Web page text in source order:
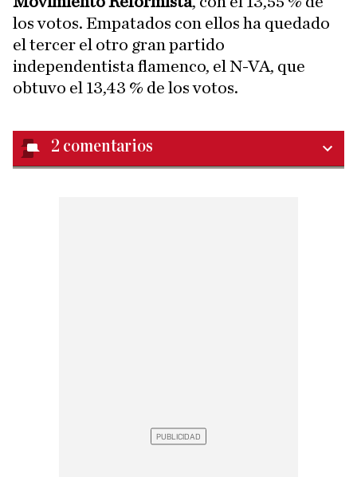
los votos. Empatados con ellos ha quedado
el tercer el otro gran partido
independentista flamenco, el N-VA, que
obtuvo el 13,43 % de los votos.
2 comentarios